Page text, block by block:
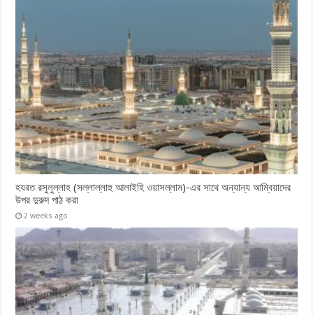
হযরত রসুলুল্লাহ (সল্লাল্লাহু ‎আলাইহি ওয়াসল্লাম)-এর সাথে অন্যান্য আম্বিয়াদের
উপর দুরুদ পাঠ ‎করা
2 weeks ago